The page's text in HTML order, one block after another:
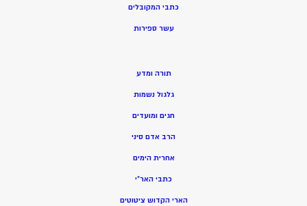
כתבי המקובלים
עשר ספירות
תורה ומדע
גלגול נשמות
חגים ומועדים
הרב אדם סיני
אחרית הימים
כתבי האר”י
הארי הקדוש ציטוטים